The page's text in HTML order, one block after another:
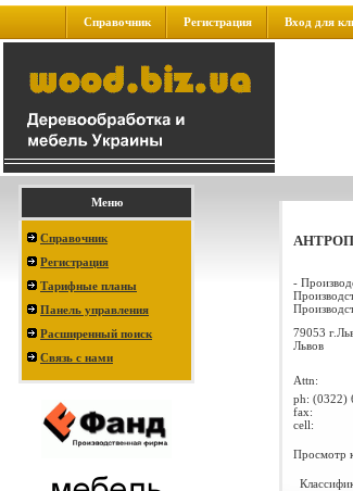
Справочник Регистрация Вход для
Меню
Справочник
Регистрация
Тарифные планы
Панель управления
Расширенный поиск
Связь с нами
-
79053
Львов
Attn:
ph: (0322)
fax:
cell:
Просмотр